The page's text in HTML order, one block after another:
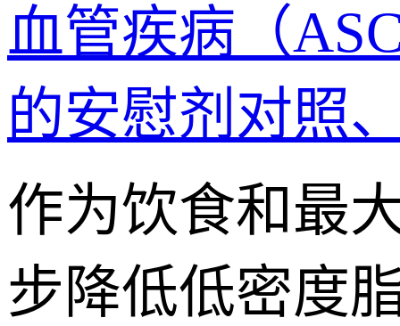
血管疾病（
的安慰剂对照
作为饮食和最
步降低低密度